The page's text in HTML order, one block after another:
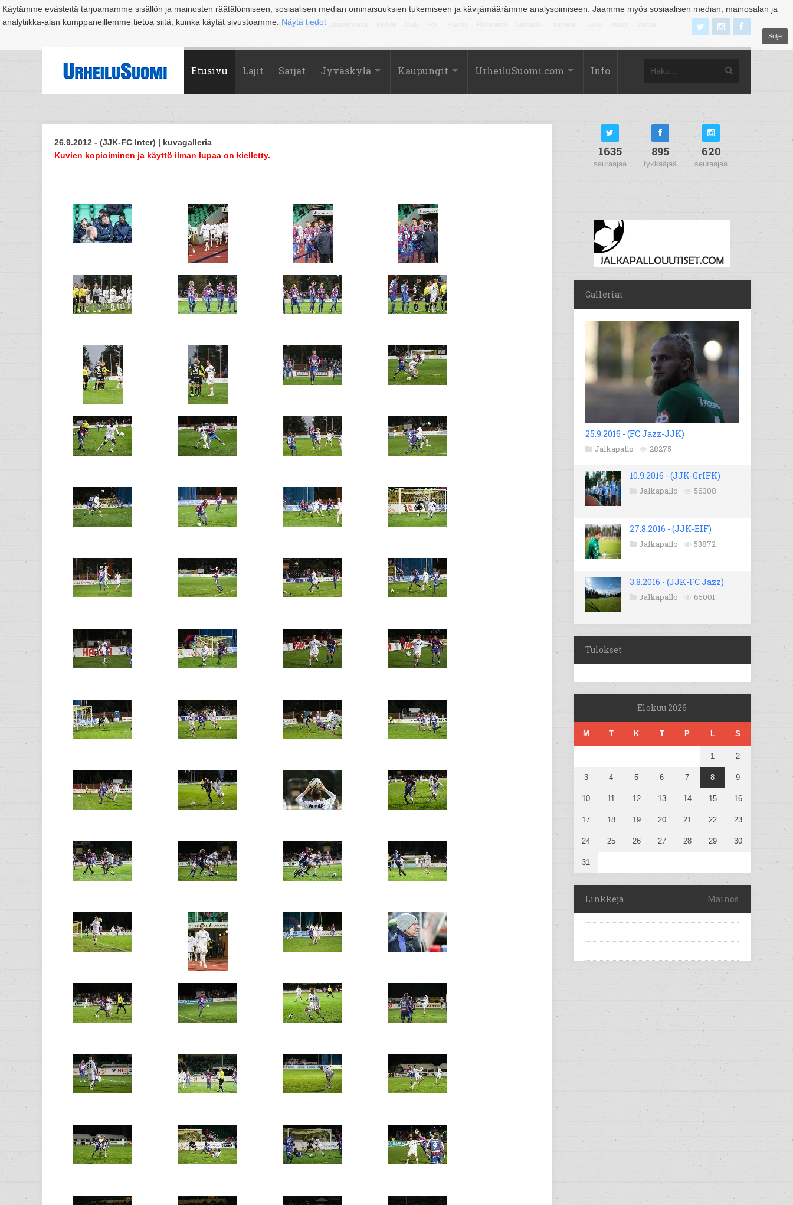
Käytämme evästeitä tarjoamamme sisällön ja mainosten räätälöimiseen, sosiaalisen median ominaisuuksien tukemiseen ja kävijämäärämme analysoimiseen. Jaamme myös sosiaalisen median, mainosalan ja
analytiikka-alan kumppaneillemme tietoa siitä, kuinka käytät sivustoamme. Näytä tiedot
Sulje
Suomi Espoo Helsinki Hämeenlinna Joensuu Jyväskylä Kouvola Kuopio Lahti
Etusivu Lajit Sarjat Jyväskylä Kaupungit UrheiluSuomi.com Info
26.9.2012 - (JJK-FC Inter) | kuvagalleria
Kuvien kopioiminen ja käyttö ilman lupaa on kielletty.
1635
seuraajaa
895
tykkääjää
620
seuraajaa
Galleriat
25.9.2016 - (FC Jazz-JJK)
Jalkapallo 28275
10.9.2016 - (JJK-GrIFK)
Jalkapallo 56308
27.8.2016 - (JJK-EIF)
Jalkapallo 53872
3.8.2016 - (JJK-FC Jazz)
Jalkapallo 65001
Tulokset
Elokuu 2026
M T K T P L S
1 2
3 4 5 6 7 8 9
10 11 12 13 14 15 16
17 18 19 20 21 22 23
24 25 26 27 28 29 30
31
Linkkejä Mainos